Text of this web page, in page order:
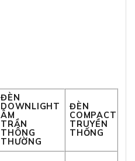
ĐÈN
DOWNLIGHT
ÂM
TRẦN
THÔNG
THƯỜNG
ĐÈN
COMPACT
TRUYỀN
THỐNG